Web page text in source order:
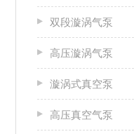
双段漩涡气泵
高压漩涡气泵
漩涡式真空泵
高压真空气泵